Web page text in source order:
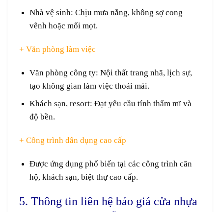
Nhà vệ sinh: Chịu mưa nắng, không sợcong
vênh hoặc mối mọt.
+ Văn phòng làm việc
Văn phòng công ty: Nội thất trang nhã, lịch sự,
tạo không gian làm việc thoải mái.
Khách sạn, resort: Đạt yêu cầu tính thẩm mĩvà
độ bền.
+ Công trình dân dụng cao cấp
Được ứng dụng phổ biến tại các công trình căn
hộ, khách sạn, biệt thự cao cấp.
5. Thông tin liên hệ báo giá cửa nhựa